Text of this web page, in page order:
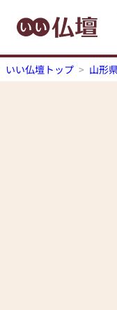
いい仏壇トップ 山形